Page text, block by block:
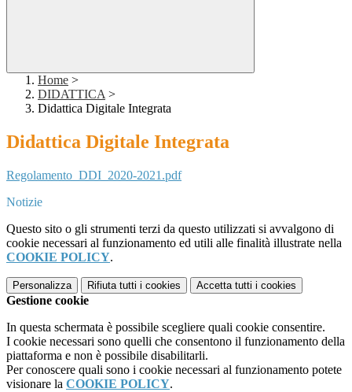
Home >
DIDATTICA >
Didattica Digitale Integrata
Didattica Digitale Integrata
Regolamento_DDI_2020-2021.pdf
Notizie
Questo sito o gli strumenti terzi da questo utilizzati si avvalgono di
cookie necessari al funzionamento ed utili alle finalità illustrate nella
COOKIE POLICY.
Personalizza Rifiuta tutti i cookies Accetta tutti i cookies
Gestione cookie
In questa schermata è possibile scegliere quali cookie consentire.
I cookie necessari sono quelli che consentono il funzionamento della
piattaforma e non è possibile disabilitarli.
Per conoscere quali sono i cookie necessari al funzionamento potete
visionare la COOKIE POLICY.